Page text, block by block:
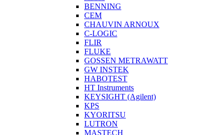
BENNING
CEM
CHAUVIN ARNOUX
C-LOGIC
FLIR
FLUKE
GOSSEN METRAWATT
GW INSTEK
HABOTEST
HT Instruments
KEYSIGHT (Agilent)
KPS
KYORITSU
LUTRON
MASTECH